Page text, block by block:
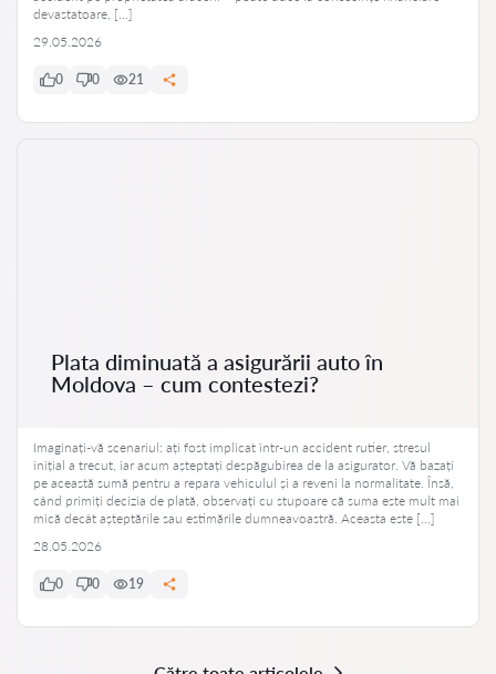
devastatoare, […]
29.05.2026
0 0 21
Plata diminuată a asigurării auto în
Moldova – cum contestezi?
Imaginați-vă scenariul: ați fost implicat într-un accident rutier, stresul
inițial a trecut, iar acum așteptați despăgubirea de la asigurator. Vă bazați
pe această sumă pentru a repara vehiculul și a reveni la normalitate. Însă,
când primiți decizia de plată, observați cu stupoare că suma este mult mai
mică decât așteptările sau estimările dumneavoastră. Aceasta este […]
28.05.2026
0 0 19